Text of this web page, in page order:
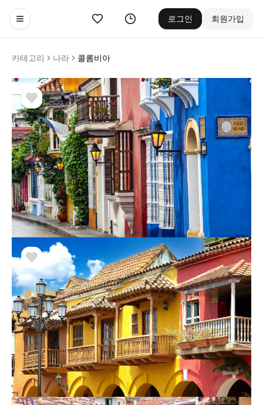
Toggle navigation menu
좋아요 기록 로그인 회원가입
카테고리 나라 콜롬비아